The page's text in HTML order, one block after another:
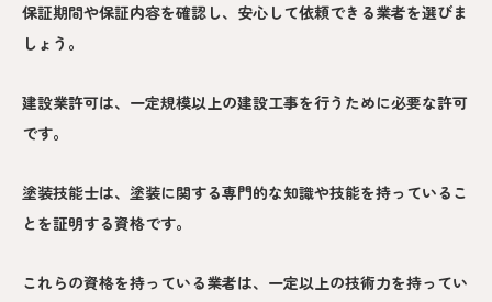
保証期間や保証内容を確認し、安心して依頼できる業者を選びま
しょう。
建設業許可は、一定規模以上の建設工事を行うために必要な許可
です。
塗装技能士は、塗装に関する専門的な知識や技能を持っているこ
とを証明する資格です。
これらの資格を持っている業者は、一定以上の技術力を持ってい